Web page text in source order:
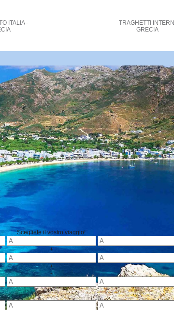
ITALIA -
TRAGHETTI
INTERNI
GRECIA
greche
Scegliete il vostro viaggio!
+
+
-
+
-